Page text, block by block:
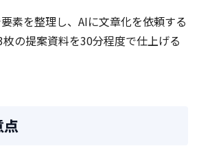
素を整理し、AIに文章化を依頼する
枚の提案資料を30分程度で仕上げる